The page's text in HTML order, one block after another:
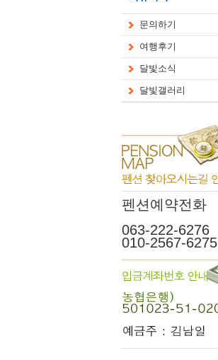
문의하기
여행후기
달빛소식
달빛갤러리
펜션예약전화
063-222-6276
010-2567-6275